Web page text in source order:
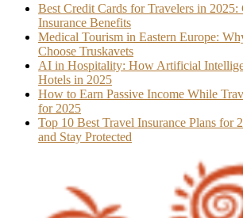
Best Credit Cards for Travelers in 2025:
Insurance Benefits
Medical Tourism in Eastern Europe:
Choose Truskavets
AI in Hospitality: How Artificial
Hotels in 2025
How to Earn Passive Income While
for 2025
Top 10 Best Travel Insurance Plans for
and Stay Protected